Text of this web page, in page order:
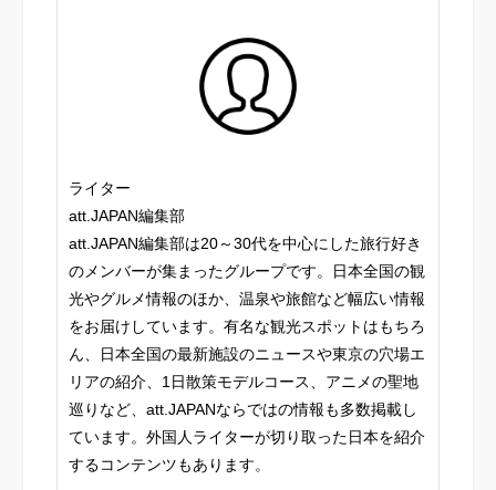
ライター
att.JAPAN編集部
att.JAPAN編集部は20～30代を中心にした旅行好き
のメンバーが集まったグループです。日本全国の観
光やグルメ情報のほか、温泉や旅館など幅広い情報
をお届けしています。有名な観光スポットはもちろ
ん、日本全国の最新施設のニュースや東京の穴場エ
リアの紹介、1日散策モデルコース、アニメの聖地
巡りなど、att.JAPANならではの情報も多数掲載し
ています。外国人ライターが切り取った日本を紹介
するコンテンツもあります。